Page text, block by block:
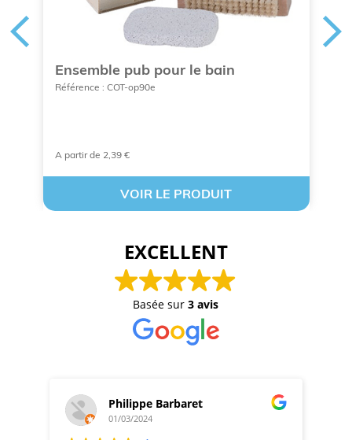
Ensemble pub pour le bain
Référence : COT-op90e
A partir de 2,39 €
VOIR LE PRODUIT
EXCELLENT
Basée sur3 avis
Philippe Barbaret
01/03/2024